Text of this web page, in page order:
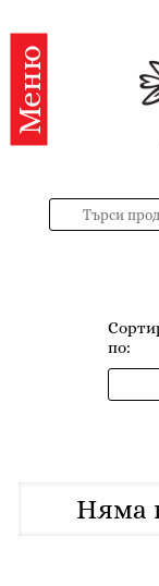
Категории
Продукти
нас
Меню
по:
Няма